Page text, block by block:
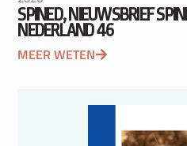
SPINED, NIEUWSBRIEF
NEDERLAND 46
MEER WETEN